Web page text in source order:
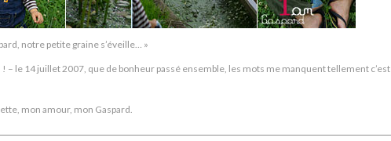
notre petite graine s’éveille… »
! – le 14 juillet 2007, que de bonheur passé ensemble, les mots me manquent tellement c’est
mon amour, mon Gaspard.